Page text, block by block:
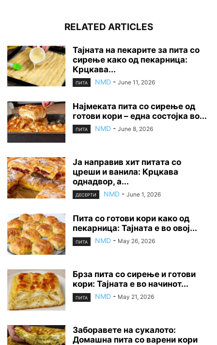
RELATED ARTICLES
Тајната на пекарите за пита со
сирење како од пекарница:
Крцкава...
ПИТА NMD - June 11, 2026
Најмеката пита со сирење од
готови кори – една состојка во...
ПИТА NMD - June 8, 2026
Ја направив хит питата со
цреши и ванила: Крцкава
однадвор, а...
ДЕСЕРТИ NMD - June 1, 2026
Пита со готови кори како од
пекарница: Тајната е во овој...
ПИТА NMD - May 26, 2026
Брза пита со сирење и готови
кори: Тајната е во начинот...
ПИТА NMD - May 21, 2026
Заборавете на сyкалото:
Домашна пита со варени кори